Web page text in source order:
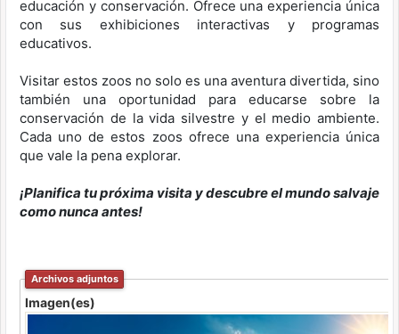
educación y conservación. Ofrece una experiencia única
con sus exhibiciones interactivas y programas
educativos.
Visitar estos zoos no solo es una aventura divertida, sino
también una oportunidad para educarse sobre la
conservación de la vida silvestre y el medio ambiente.
Cada uno de estos zoos ofrece una experiencia única
que vale la pena explorar.
¡Planifica tu próxima visita y descubre el mundo salvaje
como nunca antes!
Archivos adjuntos
Imagen(es)